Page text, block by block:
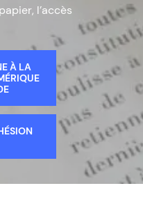
l’accès
À LA